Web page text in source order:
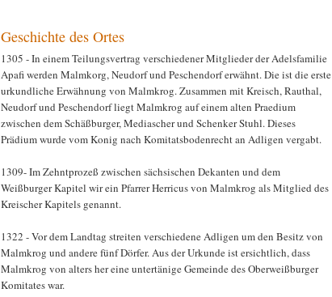
Geschichte des Ortes
1305 - In einem Teilungsvertrag verschiedener Mitglieder der Adelsfamilie
Apafi werden Malmkorg, Neudorf und Peschendorf erwähnt. Die ist die erste
urkundliche Erwähnung von Malmkrog. Zusammen mit Kreisch, Rauthal,
Neudorf und Peschendorf liegt Malmkrog auf einem alten Praedium
zwischen dem Schäßburger, Mediascher und Schenker Stuhl. Dieses
Prädium wurde vom Konig nach Komitatsbodenrecht an Adligen vergabt.
1309- Im Zehntprozeß zwischen sächsischen Dekanten und dem
Weißburger Kapitel wir ein Pfarrer Herricus von Malmkrog als Mitglied des
Kreischer Kapitels genannt.
1322 - Vor dem Landtag streiten verschiedene Adligen um den Besitz von
Malmkrog und andere fünf Dörfer. Aus der Urkunde ist ersichtlich, dass
Malmkrog von alters her eine untertänige Gemeinde des Oberweißburger
Komitates war.